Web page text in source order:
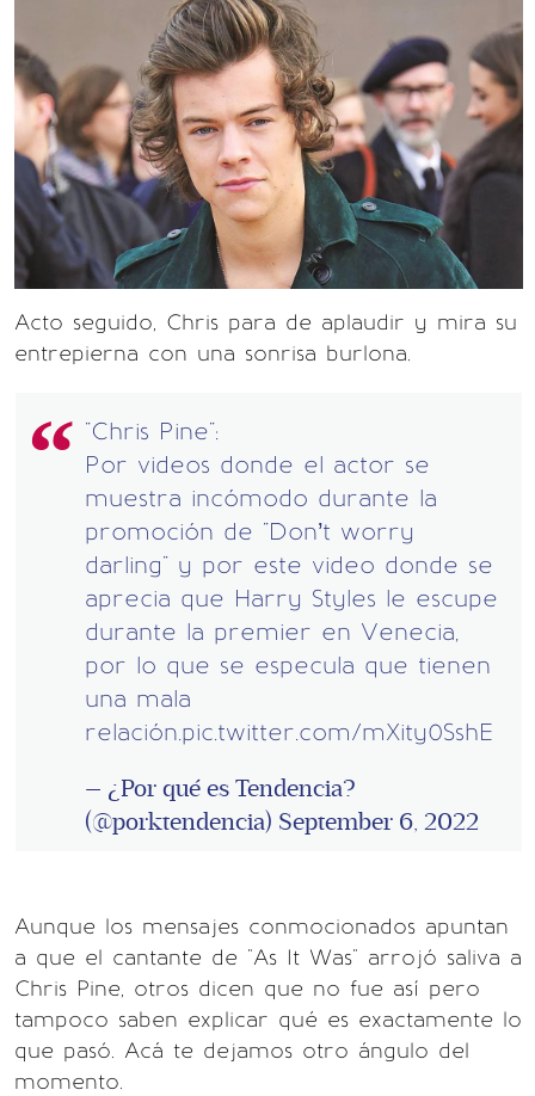
Acto seguido, Chris para de aplaudir y mira su
entrepierna con una sonrisa burlona.
"Chris Pine":
Por videos donde el actor se
muestra incómodo durante la
promoción de "Don’t worry
darling" y por este video donde se
aprecia que Harry Styles le escupe
durante la premier en Venecia,
por lo que se especula que tienen
una mala
relación.pic.twitter.com/mXity0SshE
— ¿Por qué es Tendencia?
(@porktendencia) September 6, 2022
Aunque los mensajes conmocionados apuntan
a que el cantante de "As It Was" arrojó saliva a
Chris Pine, otros dicen que no fue así pero
tampoco saben explicar qué es exactamente lo
que pasó. Acá te dejamos otro ángulo del
momento.